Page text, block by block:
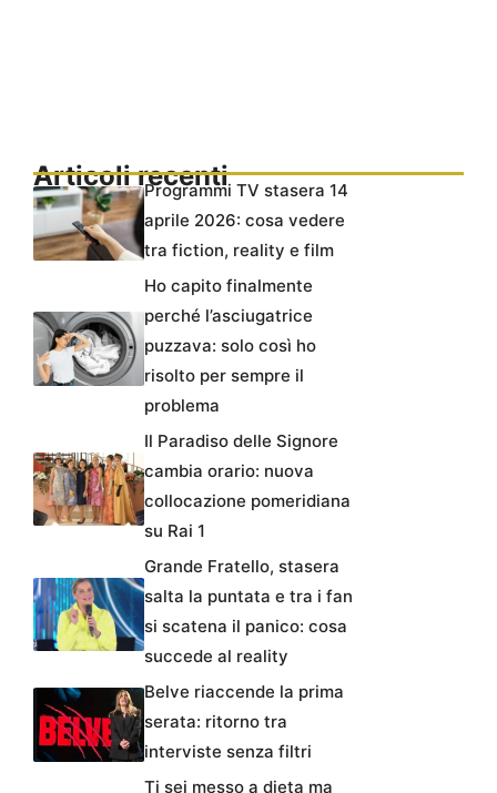
Articoli recentiProgrammi TV stasera 14
aprile 2026: cosa vedere
tra fiction, reality e film
Ho capito finalmente
perché l’asciugatrice
puzzava: solo così ho
risolto per sempre il
problema
Il Paradiso delle Signore
cambia orario: nuova
collocazione pomeridiana
su Rai 1
Grande Fratello, stasera
salta la puntata e tra i fan
si scatena il panico: cosa
succede al reality
Belve riaccende la prima
serata: ritorno tra
interviste senza filtri
Ti sei messo a dieta ma